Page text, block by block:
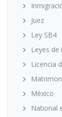
Juez
Ley SB4
Leyes de
Licencia
México
National